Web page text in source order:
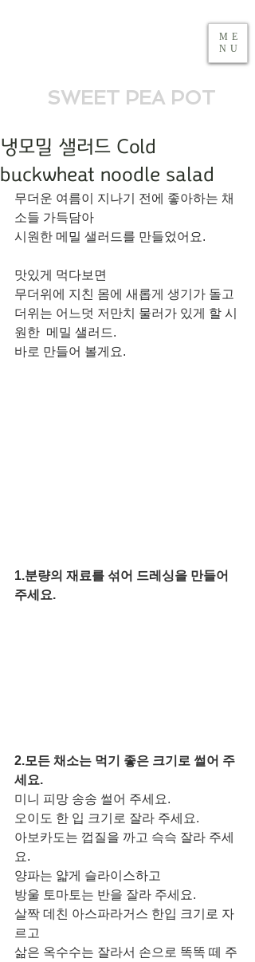
SWEET PEA POT
ME
NU
냉모밀 샐러드 Cold
buckwheat noodle salad
무더운 여름이 지나기 전에 좋아하는 채
소들 가득담아
시원한 메밀 샐러드를 만들었어요.
맛있게 먹다보면
무더위에 지친 몸에 새롭게 생기가 돌고
더위는 어느덧 저만치 물러가 있게 할 시
원한  메밀 샐러드.
바로 만들어 볼게요.
1.분량의 재료를 섞어 드레싱을 만들어
주세요.
2.모든 채소는 먹기 좋은 크기로 썰어 주
세요.
미니 피망 송송 썰어 주세요.
오이도 한 입 크기로 잘라 주세요.
아보카도는 껍질을 까고 슥슥 잘라 주세
요.
양파는 얇게 슬라이스하고
방울 토마토는 반을 잘라 주세요.
살짝 데친 아스파라거스 한입 크기로 자
르고
삶은 옥수수는 잘라서 손으로 똑똑 떼 주